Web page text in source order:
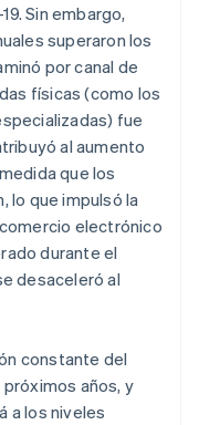
Sin embargo,
superaron los
por canal de
físicas (como los
fue
al aumento
que los
lo que impulsó la
electrónico
durante el
desaceleró al
constante del
años, y
a los niveles